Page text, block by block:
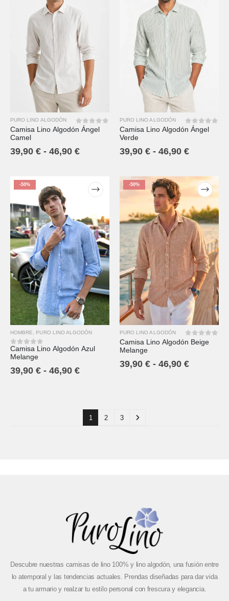
PURO LINO ALGODÓN
0 out of 5
Camisa Lino Algodón Ángel
Camel
39,90 € - 46,90 €
PURO LINO ALGODÓN
0 out of 5
Camisa Lino Algodón Ángel
Verde
39,90 € - 46,90 €
-50%
HOMBRE PURO LINO ALGODÓN
0out of 5
Camisa Lino Algodón Azul
Melange
39,90 € - 46,90 €
-50%
PURO LINO ALGODÓN
0 out of 5
Camisa Lino Algodón Beige
Melange
39,90 € - 46,90 €
1 2 3
Descubre nuestras camisas de lino 100% y lino algodón, una fusión entre
lo atemporal y las tendencias actuales. Prendas diseñadas para dar vida
a tu armario y realzar tu estilo personal con frescura y elegancia.